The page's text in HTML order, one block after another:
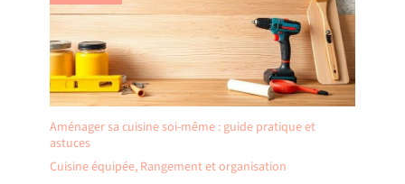
Aménager sa cuisine soi-même : guide pratique et
astuces
Cuisine équipée, Rangement et organisation